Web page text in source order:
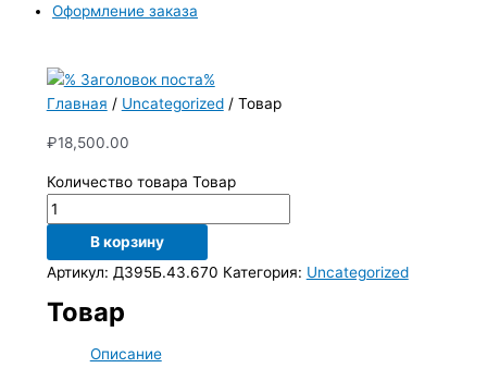
Оформление заказа
Главная / Uncategorized/ Товар
₽18,500.00
Количество товара Товар
В корзину
Артикул: Д395Б.43.670 Категория: Uncategorized
Товар
Описание